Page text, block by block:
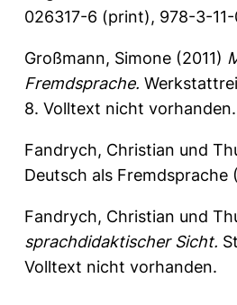
026317-6 (print), 978-3-
Großmann, Simone (2011)
Fremdsprache.
8. Volltext nicht vorhanden.
Fandrych, Christian und
Deutsch als Fremdsprache
Fandrych, Christian und
sprachdidaktischer Sicht.
Volltext nicht vorhanden.